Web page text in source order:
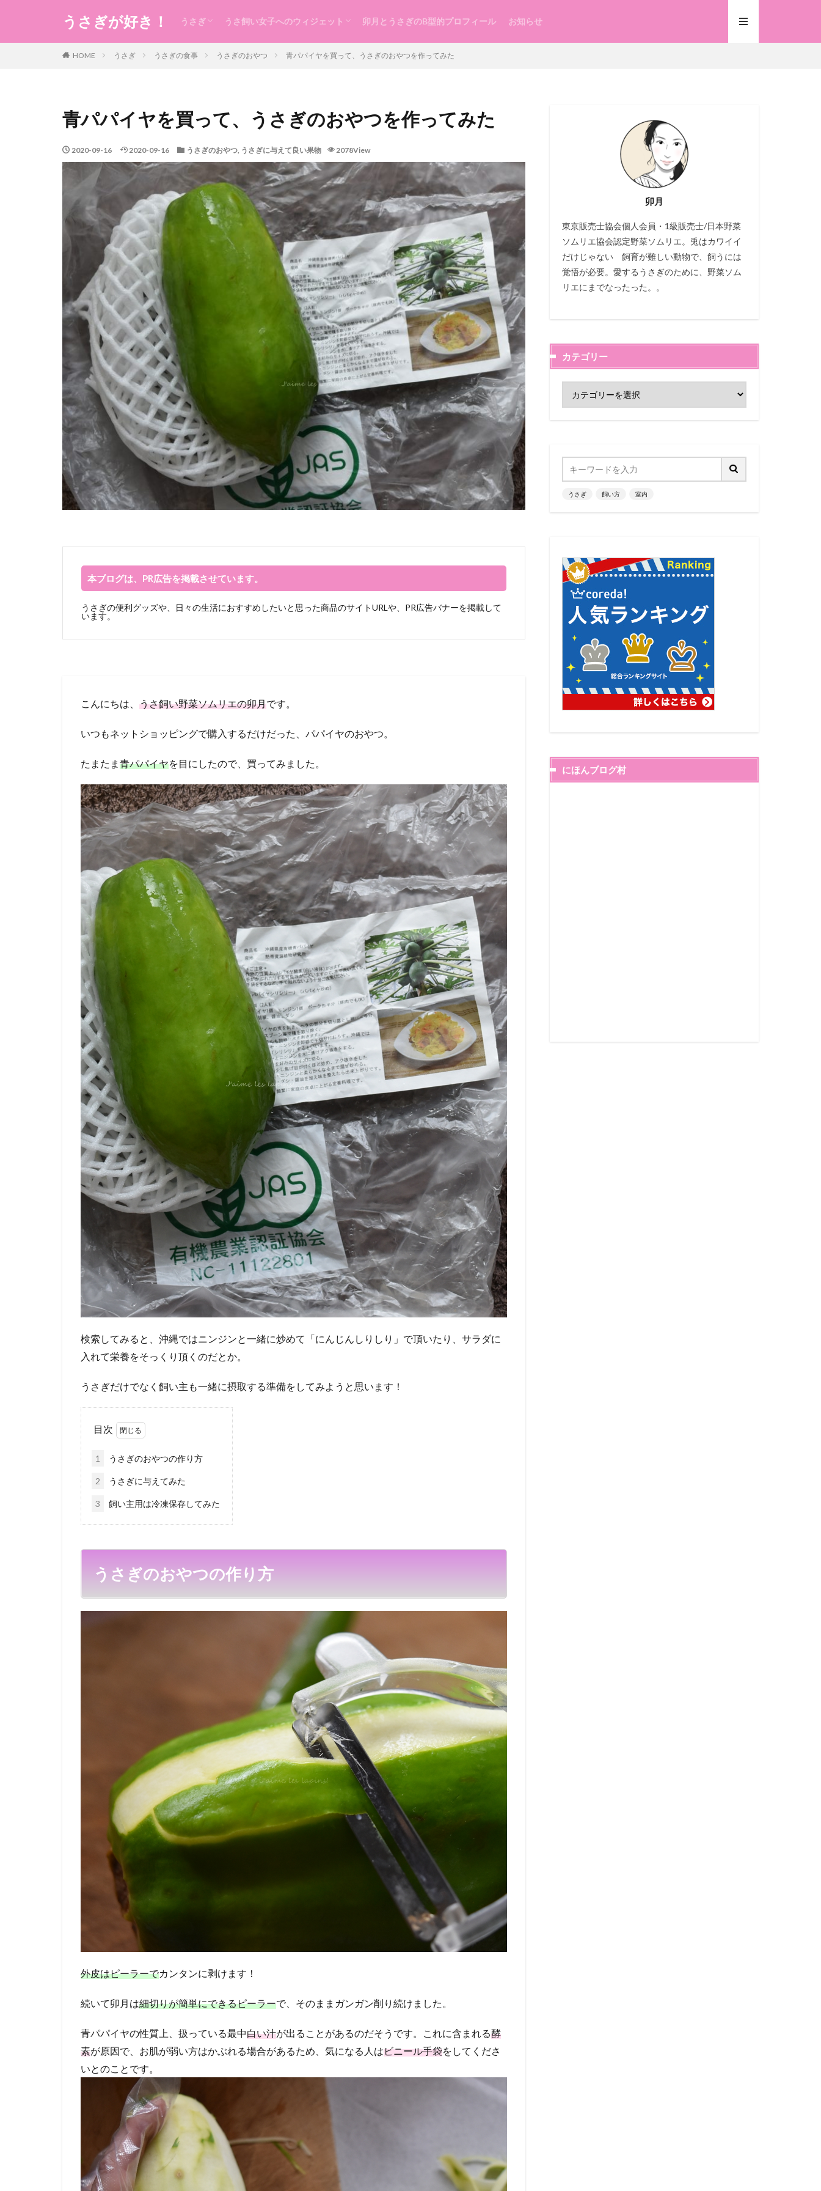
うさぎが好き！ うさぎ うさ飼い女子へのウィジェット 卯月とうさぎのB型的プロフィール お知らせ
HOME うさぎ うさぎの食事 うさぎのおやつ 青パパイヤを買って、うさぎのおやつを作ってみた
青パパイヤを買って、うさぎのおやつを作ってみた
2020-09-16 2020-09-16 うさぎのおやつ, うさぎに与えて良い果物 2078View
本ブログは、PR広告を掲載させています。
うさぎの便利グッズや、日々の生活におすすめしたいと思った商品のサイトURLや、PR広告バナーを掲載して
います。
こんにちは、 うさ飼い野菜ソムリエの卯月です。
いつもネットショッピングで購入するだけだった、パパイヤのおやつ。
たまたま 青パパイヤを目にしたので、買ってみました。
検索してみると、沖縄ではニンジンと一緒に炒めて「にんじんしりしり」で頂いたり、サラダに
入れて栄養をそっくり頂くのだとか。
うさぎだけでなく飼い主も一緒に摂取する準備をしてみようと思います！
目次
1 うさぎのおやつの作り方
2 うさぎに与えてみた
3 飼い主用は冷凍保存してみた
うさぎのおやつの作り方
外皮はピーラーでカンタンに剥けます！
続いて卯月は細切りが簡単にできるピーラーで、そのままガンガン削り続けました。
青パパイヤの性質上、扱っている最中白い汁が出ることがあるのだそうです。これに含まれる酵
素が原因で、お肌が弱い方はかぶれる場合があるため、気になる人はビニール手袋をしてくださ
いとのことです。
卯月
東京販売士協会個人会員・1級販売士/日本野菜
ソムリエ協会認定野菜ソムリエ。兎はカワイイ
だけじゃない 飼育が難しい動物で、飼うには
覚悟が必要。愛するうさぎのために、野菜ソム
リエにまでなったった。。
カテゴリー
うさぎ 飼い方 室内
にほんブログ村